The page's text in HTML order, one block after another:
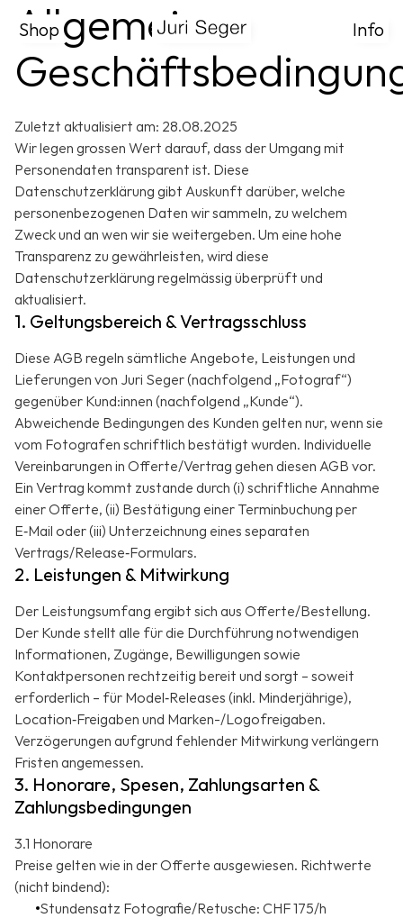
Shop Info
Allgemeine
Zuletzt aktualisiert am: 28.08.2025
Wir legen grossen Wert darauf, dass der Umgang mit
Personendaten transparent ist. Diese
Datenschutzerklärung gibt Auskunft darüber, welche
personenbezogenen Daten wir sammeln, zu welchem
Zweck und an wen wir sie weitergeben. Um eine hohe
Transparenz zu gewährleisten, wird diese
Datenschutzerklärung regelmässig überprüft und
aktualisiert.
1. Geltungsbereich & Vertragsschluss
Diese AGB regeln sämtliche Angebote, Leistungen und
Lieferungen von Juri Seger (nachfolgend „Fotograf“)
gegenüber Kund:innen (nachfolgend „Kunde“).
Abweichende Bedingungen des Kunden gelten nur, wenn sie
vom Fotografen schriftlich bestätigt wurden. Individuelle
Vereinbarungen in Offerte/Vertrag gehen diesen AGB vor.
Ein Vertrag kommt zustande durch (i) schriftliche Annahme
einer Offerte, (ii) Bestätigung einer Terminbuchung per
E‑Mail oder (iii) Unterzeichnung eines separaten
Vertrags/Release‑Formulars.
2. Leistungen & Mitwirkung
Der Leistungsumfang ergibt sich aus Offerte/Bestellung.
Der Kunde stellt alle für die Durchführung notwendigen
Informationen, Zugänge, Bewilligungen sowie
Kontaktpersonen rechtzeitig bereit und sorgt – soweit
erforderlich – für Model‑Releases (inkl. Minderjährige),
Location‑Freigaben und Marken-/Logofreigaben.
Verzögerungen aufgrund fehlender Mitwirkung verlängern
Fristen angemessen.
3. Honorare, Spesen, Zahlungsarten &
Zahlungsbedingungen
3.1 Honorare
Preise gelten wie in der Offerte ausgewiesen. Richtwerte
(nicht bindend):
Stundensatz Fotografie/Retusche: CHF 175/h